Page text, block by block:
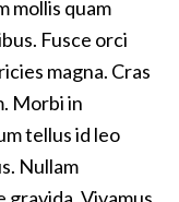
mollis quam
Fusce orci
magna. Cras
Morbi in
tellus id leo
Nullam